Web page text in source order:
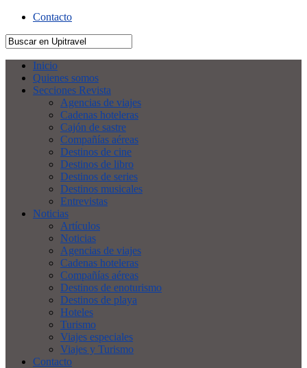
Contacto
Inicio
Quienes somos
Secciones Revista
Agencias de viajes
Cadenas hoteleras
Cajón de sastre
Compañías aéreas
Destinos de cine
Destinos de libro
Destinos de series
Destinos musicales
Entrevistas
Noticias
Artículos
Noticias
Agencias de viajes
Cadenas hoteleras
Compañías aéreas
Destinos de enoturismo
Destinos de playa
Hoteles
Turismo
Viajes especiales
Viajes y Turismo
Contacto